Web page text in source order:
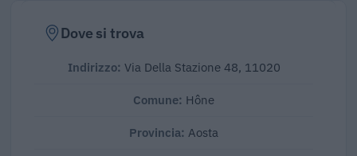
Dove si trova
Indirizzo: Via Della Stazione 48, 11020
Comune: Hône
Provincia: Aosta